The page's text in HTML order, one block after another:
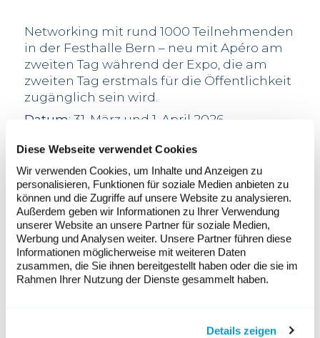
Diese Webseite verwendet Cookies
Wir verwenden Cookies, um Inhalte und Anzeigen zu
personalisieren, Funktionen für soziale Medien anbieten zu
können und die Zugriffe auf unsere Website zu analysieren.
Außerdem geben wir Informationen zu Ihrer Verwendung
unserer Website an unsere Partner für soziale Medien,
Werbung und Analysen weiter. Unsere Partner führen diese
Informationen möglicherweise mit weiteren Daten
zusammen, die Sie ihnen bereitgestellt haben oder die sie im
Rahmen Ihrer Nutzung der Dienste gesammelt haben.
Details zeigen
Networking mit rund 1000 Teilnehmenden
in der Festhalle Bern – neu mit Apéro am
zweiten Tag während der Expo, die am
zweiten Tag erstmals für die Öffentlichkeit
zugänglich sein wird.
Datum: 31. März und 1. April 2026
Ort
: Festhalle Bern I mit Livestream
Programm
6 Fachsessionen zu aktuellen
politischen, technischen und
marktbezogenen Themen
Über 60 Aussteller an der Expo
(Produktausstellung) und eine
umfangreiche Posterausstellung
seine Publikation Strom – das Buch